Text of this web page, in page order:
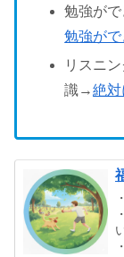
勉強が
勉強が
リスニ
識→絶